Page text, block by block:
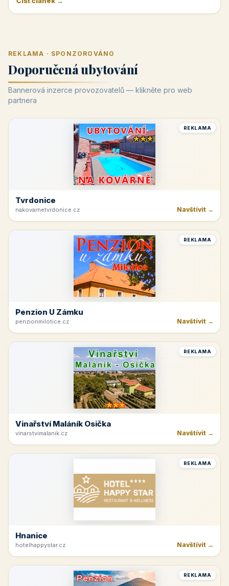
REKLAMA · SPONZOROVÁNO
Doporučená ubytování
Bannerová inzerce provozovatelů — klikněte pro web
partnera
REKLAMA
Tvrdonice
nakovarnetvrdonice.cz Navštívit →
REKLAMA
Penzion U Zámku
penzionmilotice.cz Navštívit →
REKLAMA
Vinařství Maláník Osička
vinarstvimalanik.cz Navštívit →
REKLAMA
Hnanice
hotelhappystar.cz Navštívit →
REKLAMA